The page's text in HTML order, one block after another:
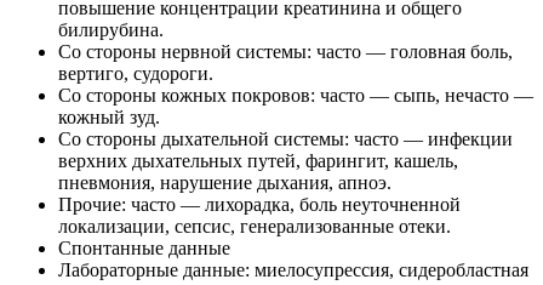
повышение концентрации креатинина и общего
билирубина.
Со стороны нервной системы: часто — головная боль,
вертиго, судороги.
Со стороны кожных покровов: часто — сыпь, нечасто —
кожный зуд.
Со стороны дыхательной системы: часто — инфекции
верхних дыхательных путей, фарингит, кашель,
пневмония, нарушение дыхания, апноэ.
Прочие: часто — лихорадка, боль неуточненной
локализации, сепсис, генерализованные отеки.
Спонтанные данные
Лабораторные данные: миелосупрессия, сидеробластная